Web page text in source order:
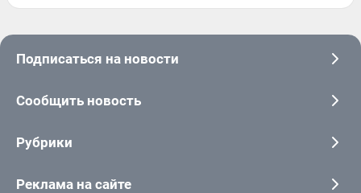
Подписаться на новости
Сообщить новость
Рубрики
Реклама на сайте